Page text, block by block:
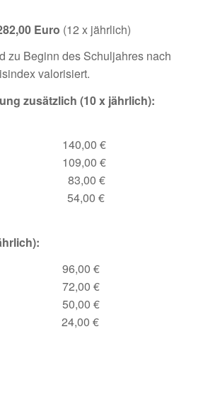
Euro (12 x jährlich)
zu Beginn des Schuljahres nach
valorisiert.
zusätzlich (10 x jährlich):
140,00 €
109,00 €
83,00 €
54,00 €
96,00 €
72,00 €
50,00 €
24,00 €